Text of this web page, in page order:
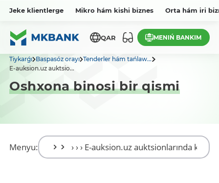
Jeke klientlerge Mikro hám kishi biznes Orta hám iri
QAR MENIŃ BANKIM
Tiykarǵı Baspasóz orayı Tenderler hám tańlaw...
E-auksion.uz auktsio...
Oshxona binosi bir qismi
Menyu: